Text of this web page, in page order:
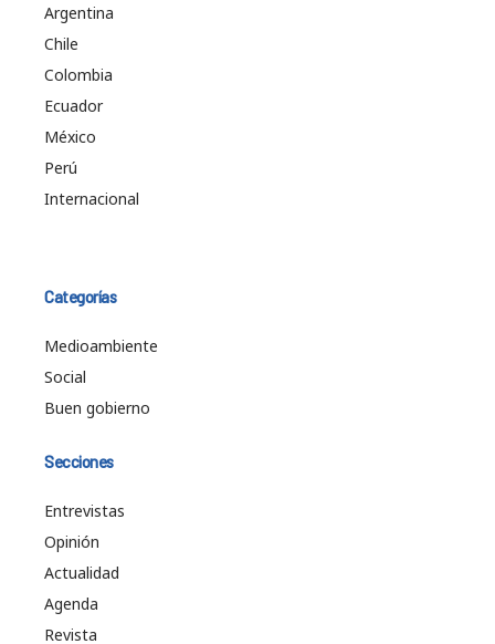
Argentina
Chile
Colombia
Ecuador
México
Perú
Internacional
Categorías
Medioambiente
Social
Buen gobierno
Secciones
Entrevistas
Opinión
Actualidad
Agenda
Revista